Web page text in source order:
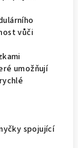
vůči
umožňují
spojující